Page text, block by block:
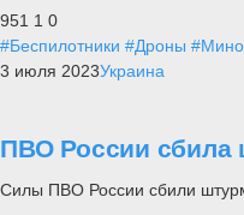
951 1 0
#Беспилотники #Дроны
3 июля 2023Украина
ПВО России сбила
Силы ПВО России сбили